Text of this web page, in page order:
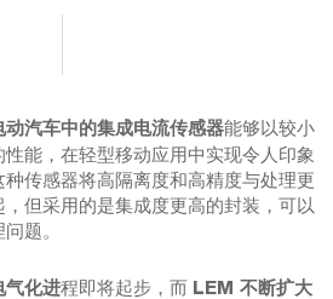
动汽车中的集成电流传感器能够以较小
能，在轻型移动应用中实现令人印象
传感器将高隔离度和高精度与处理更
但采用的是集成度更高的封装，可以
题。
气化进程即将起步，而 LEM 不断扩大